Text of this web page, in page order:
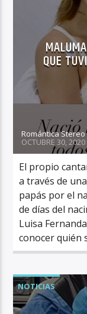
QUE
Romántica Stereo
OCTUBRE 30, 2020
El propio
a través de
papás por el
de días del
Luisa
conocer quién
NOTICIAS